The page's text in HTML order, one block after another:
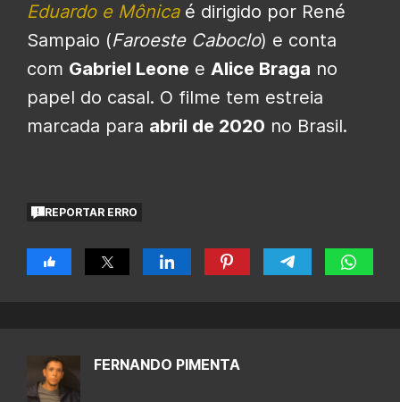
Eduardo e Mônicaé dirigido por René
Sampaio (Faroeste Caboclo) e conta
com Gabriel Leone e Alice Braga no
papel do casal. O filme tem estreia
marcada para abril de 2020 no Brasil.
REPORTAR ERRO
FERNANDO PIMENTA